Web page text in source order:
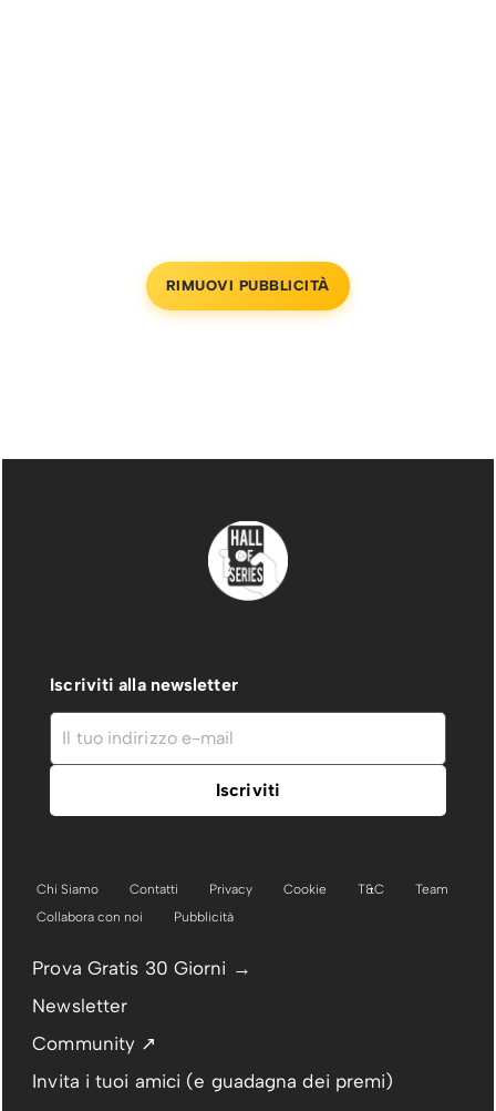
RIMUOVI PUBBLICITÀ
Iscriviti alla newsletter
Chi Siamo Contatti Privacy Cookie T&C
Team
Collabora con noi
Pubblicità
Prova Gratis 30 Giorni →
Newsletter
Community ↗
Invita i tuoi amici (e guadagna dei premi)